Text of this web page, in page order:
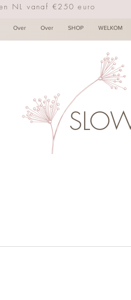
NL vanaf €250 euro
Over Over SHOP WELKOM